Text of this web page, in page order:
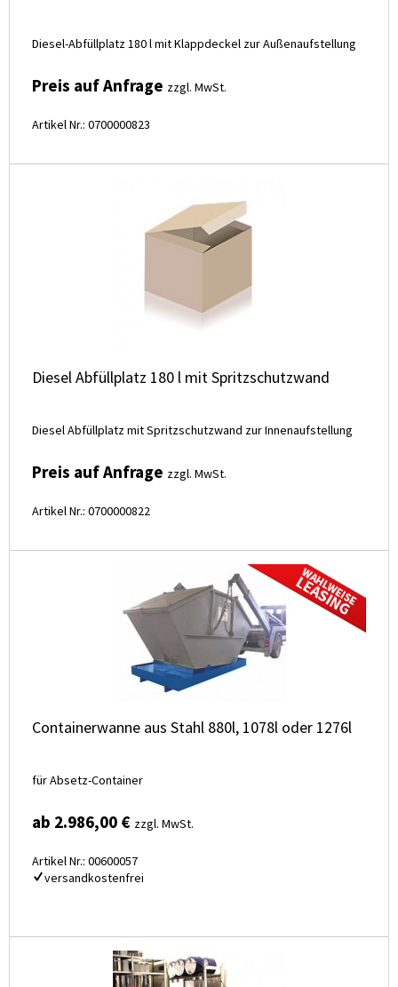
Diesel-Abfüllplatz 180 l mit Klappdeckel zur Außenaufstellung
Preis auf Anfrage zzgl. MwSt.
Artikel Nr.: 0700000823
Diesel Abfüllplatz 180 l mit Spritzschutzwand
Diesel Abfüllplatz mit Spritzschutzwand zur Innenaufstellung
Preis auf Anfrage zzgl. MwSt.
Artikel Nr.: 0700000822
Containerwanne aus Stahl 880l, 1078l oder 1276l
für Absetz-Container
ab 2.986,00 € zzgl. MwSt.
Artikel Nr.: 00600057
versandkostenfrei